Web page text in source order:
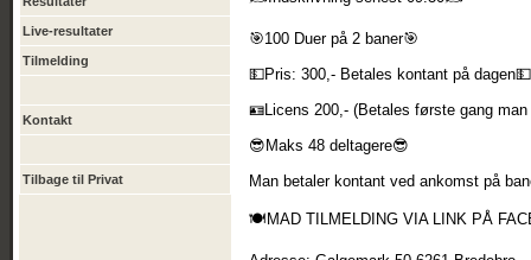
Live-resultater
Tilmelding
Kontakt
Tilbage til Privat
🎯100 Duer på 2 baner🎯
💵Pris: 300,- Betales kontant på
🪪Licens 200,- (Betales første gang man
😎Maks 48 deltagere😎
Man betaler kontant ved ankomst på
🍽️MAD TILMELDING VIA LINK PÅ